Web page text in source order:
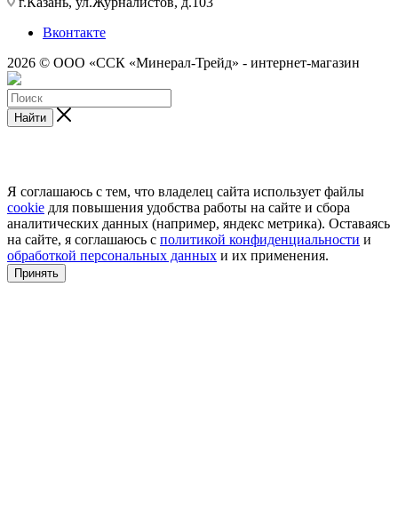
Вконтакте
2026 © ООО «ССК «Минерал-Трейд» - интернет-магазин
Найти
Я соглашаюсь с тем, что владелец сайта использует файлы
cookie для повышения удобства работы на сайте и сбора
аналитических данных (например, яндекс метрика). Оставаясь
на сайте, я соглашаюсь с политикой конфиденциальности и
обработкой персональных данных и их применения.
Принять